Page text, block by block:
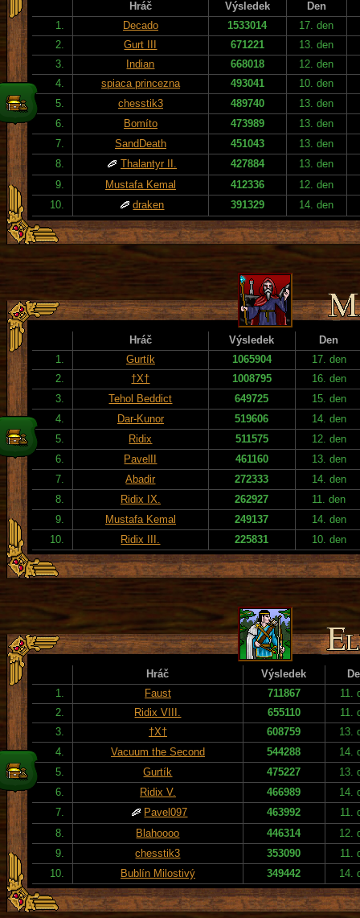
Hráč Výsledek
Den
1.
Decado 1533014
17. den
2.
Gurt III 671221
13. den
3.
Indian 668018
12. den
4.
spiaca princezna 493041
10. den
5.
chesstik3 489740
13. den
6.
Bomíto 473989
13. den
7.
SandDeath 451043
13. den
8.
Thalantyr II. 427884
13. den
9.
Mustafa Kemal 412336
12. den
10.
draken 391329 14. den
Hráč Výsledek
Den
1.
Gurtík 1065904
17. den
2.
†X† 1008795
16. den
3.
Tehol Beddict 649725
15. den
4.
Dar-Kunor 519606
14. den
5.
Ridix 511575
12. den
6.
PavelII 461160
13. den
7.
Abadir 272333
14. den
8.
Ridix IX. 262927
11. den
9.
Mustafa Kemal 249137
14. den
10.
Ridix III. 225831 10. den
Hráč Výsledek
1.
Faust 711867
11.
2.
Ridix VIII. 655110
11.
3.
†X† 608759
13.
4.
Vacuum the Second 544288
14.
5.
Gurtík 475227
13.
6.
Ridix V. 466989
14.
7.
Pavel097 463992
11.
8.
Blahoooo 446314
12.
9.
chesstik3 353090
11.
10.
Bublín Milostivý 349442 14.